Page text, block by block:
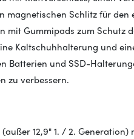
magnetischen Schlitz für
mit Gummipads zum Schutz
Kaltschuhhalterung und
Batterien und SSD-
zu verbessern.
12,9" 1. / 2.